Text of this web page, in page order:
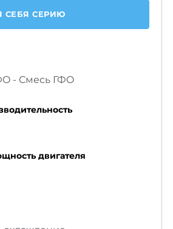
СЕБЯ СЕРИЮ
- Смесь ГФO
двигателя